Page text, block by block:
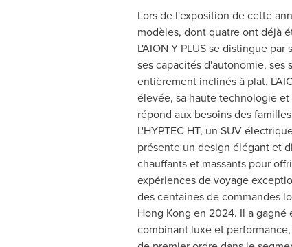
Lors del'exposition de cette
modèles, dont quatre ont déjà
L'AION Y PLUS se distingue
ses capacités d'autonomie, ses
entièrement inclinés à plat.
élevée, sa haute technologie
répond aux besoins des
L'HYPTEC HT, un SUV
présente un design élégant et
chauffants et massants pour
expériences de voyage
des centaines de commandes
Hong Kong en 2024. Il a gagné
combinant luxe et